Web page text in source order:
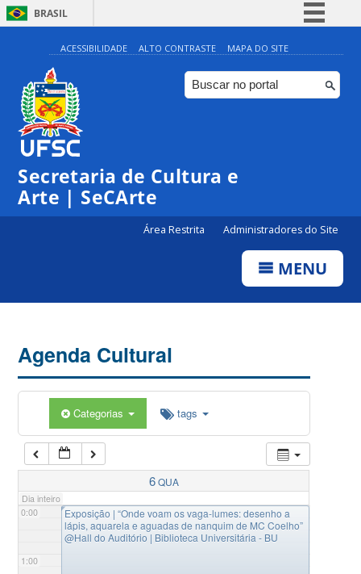
BRASIL
Simplifique!
Comunica BR
Participe
ACESSIBILIDADE ALTO CONTRASTE MAPA DO SITE
Secretaria de Cultura e
Arte | SeCArte
Área Restrita Administradores do Site
MENU
Agenda Cultural
Categorias tags
6QUA
Dia inteiro
0:00
1:00
◤Exposição | “Onde voam os vaga-lumes: desenho a
lápis, aquarela e aguadas de nanquim de MC Coelho”
@Hall do Auditório | Biblioteca Universitária - BU